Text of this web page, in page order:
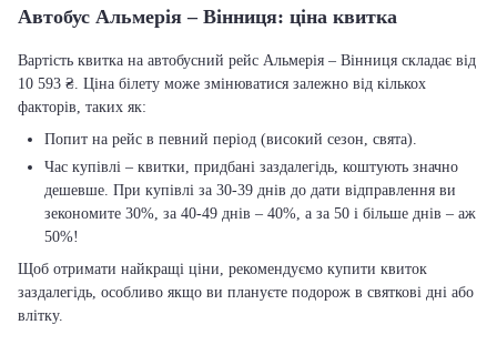
Автобус Альмерія – Вінниця: ціна квитка
Вартість квитка на автобусний рейс Альмерія – Вінниця складає від
10 593 ₴. Ціна білету може змінюватися залежно від кількох
факторів, таких як:
Попит на рейс в певний період (високий сезон, свята).
Час купівлі – квитки, придбані заздалегідь, коштують значно
дешевше. При купівлі за 30-39 днів до дати відправлення ви
зекономите 30%, за 40-49 днів – 40%, а за 50 і більше днів – аж
50%!
Щоб отримати найкращі ціни, рекомендуємо купити квиток
заздалегідь, особливо якщо ви плануєте подорож в святкові дні або
влітку.